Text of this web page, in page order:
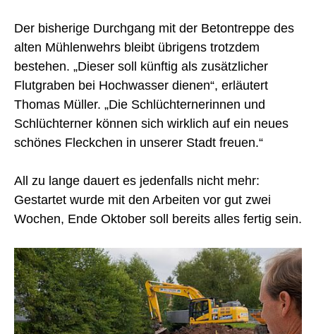
Der bisherige Durchgang mit der Betontreppe des
alten Mühlenwehrs bleibt übrigens trotzdem
bestehen. „Dieser soll künftig als zusätzlicher
Flutgraben bei Hochwasser dienen“, erläutert
Thomas Müller. „Die Schlüchternerinnen und
Schlüchterner können sich wirklich auf ein neues
schönes Fleckchen in unserer Stadt freuen.“
All zu lange dauert es jedenfalls nicht mehr:
Gestartet wurde mit den Arbeiten vor gut zwei
Wochen, Ende Oktober soll bereits alles fertig sein.